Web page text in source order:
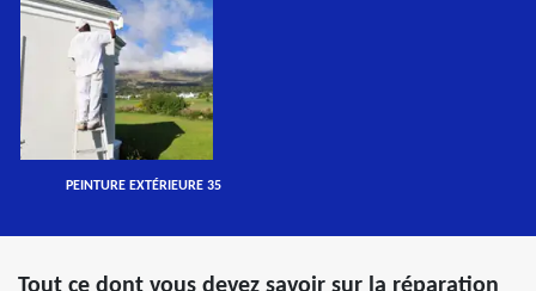
PEINTURE EXTÉRIEURE 35
Tout ce dont vous devez savoir sur la réparation